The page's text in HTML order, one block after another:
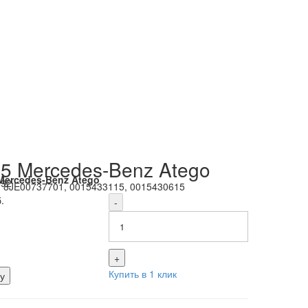
Mercedes-Benz Atego
Benz Atego
8JE00737701, 0015433115, 0015430615
-
+
Купить в 1 клик